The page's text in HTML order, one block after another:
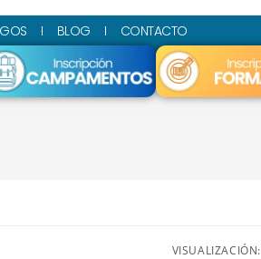
BLOG CONTACTO
VISUALIZACIÓN: